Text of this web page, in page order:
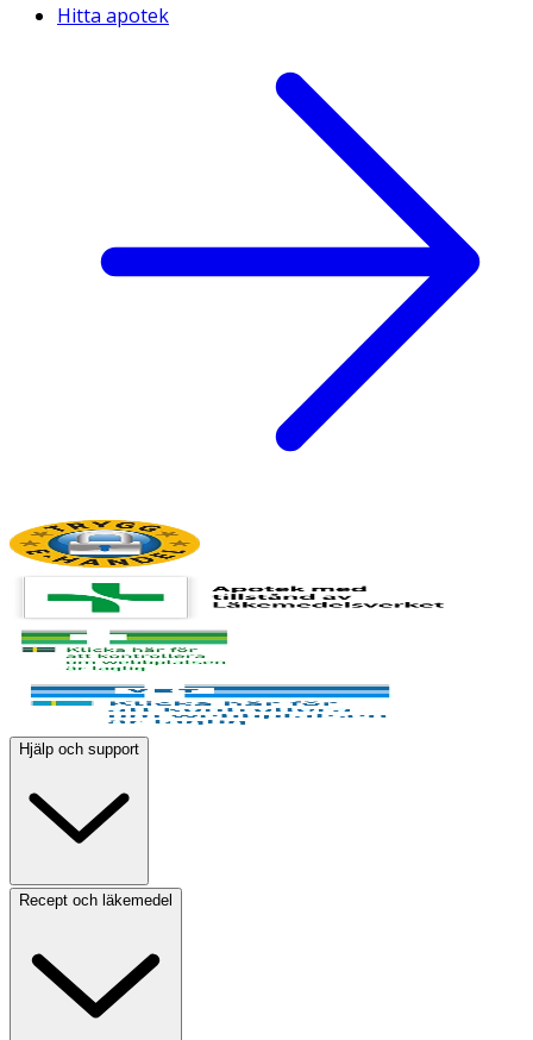
Hitta apotek
Hjälp och support
Recept och läkemedel